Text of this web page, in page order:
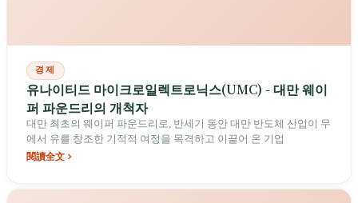
경제
유나이티드 마이크로일렉트로닉스(UMC) - 대만 웨이
퍼 파운드리의 개척자
대만 최초의 웨이퍼 파운드리로, 반세기 동안 대만 반도체 산업이 무
에서 유를 창조한 기적적 여정을 목격하고 이끌어 온 기업
閱讀全文